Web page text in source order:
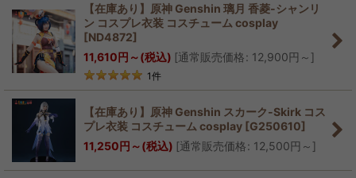
【在庫あり】原神 Genshin 璃月 香菱-シャンリ
ン コスプレ衣装 コスチューム cosplay
[ND4872]
11,610円 ～(税込) [通常販売価格: 12,900円 ～ ]
1件
【在庫あり】原神 Genshin スカーク-Skirk コス
プレ衣装 コスチューム cosplay [G250610]
11,250円 ～(税込) [通常販売価格: 12,500円 ～ ]